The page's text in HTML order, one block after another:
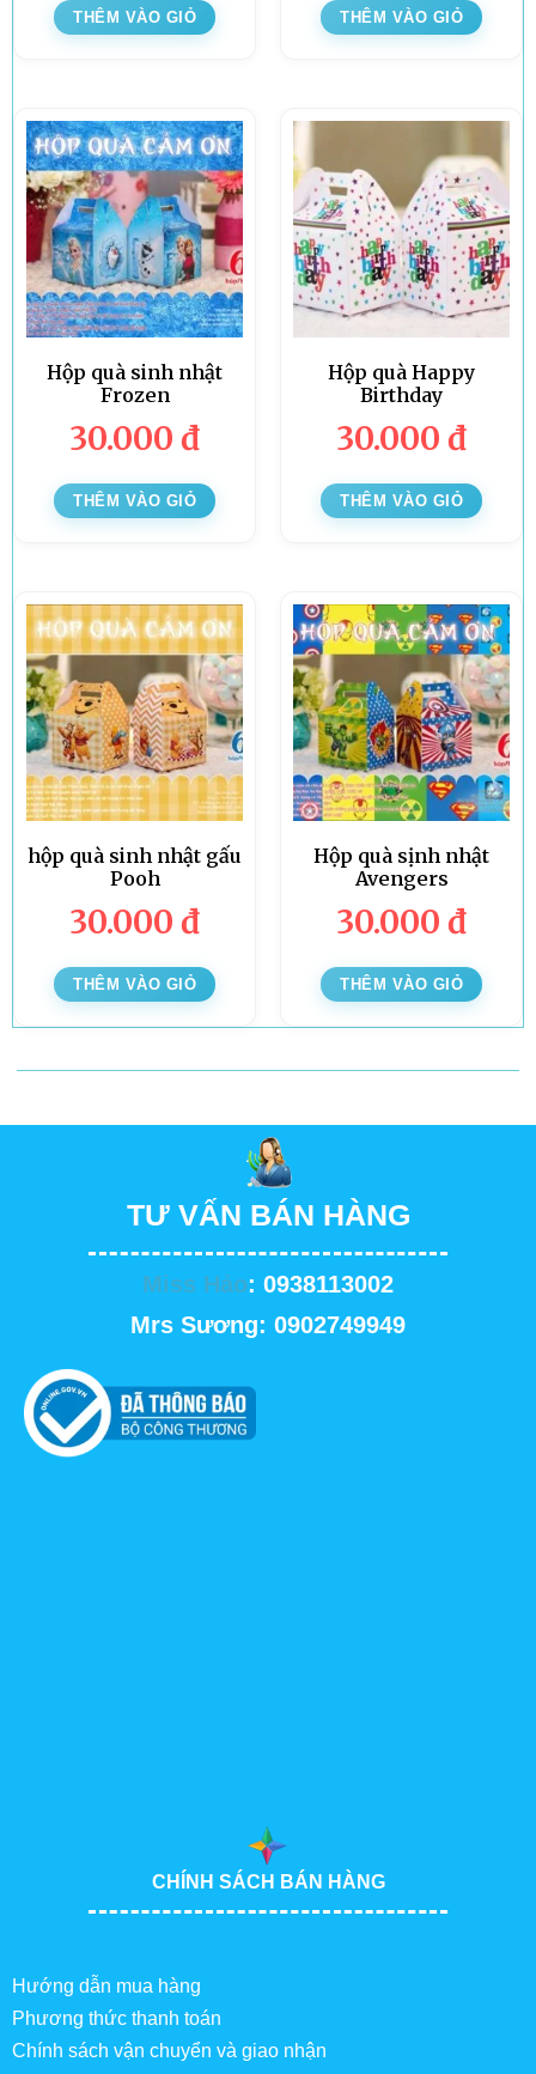
THÊM VÀO GIỎ THÊM VÀO GIỎ
Hộp quà sinh nhật
Frozen
30.000 đ
THÊM VÀO GIỎ
Hộp quà Happy
Birthday
30.000 đ
THÊM VÀO GIỎ
hộp quà sinh nhật gấu
Pooh
30.000 đ
THÊM VÀO GIỎ
Hộp quà sịnh nhật
Avengers
30.000 đ
THÊM VÀO GIỎ
TƯ VẤN BÁN HÀNG
Miss Hảo: 0938113002
Mrs Sương: 0902749949
CHÍNH SÁCH BÁN HÀNG
Hướng dẫn mua hàng
Phương thức thanh toán
Chính sách vận chuyển và giao nhận